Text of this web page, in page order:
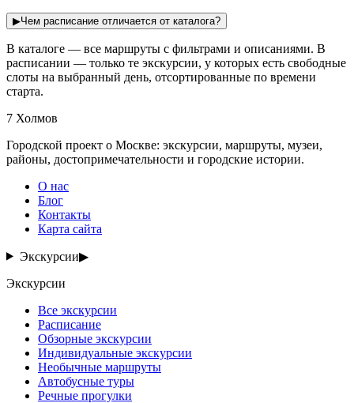
▶Чем расписание отличается от каталога?
В каталоге — все маршруты с фильтрами и описаниями. В
расписании — только те экскурсии, у которых есть свободные
слоты на выбранный день, отсортированные по времени
старта.
7 Холмов
Городской проект о Москве: экскурсии, маршруты, музеи,
районы, достопримечательности и городские истории.
О нас
Блог
Контакты
Карта сайта
Экскурсии▶
Экскурсии
Все экскурсии
Расписание
Обзорные экскурсии
Индивидуальные экскурсии
Необычные маршруты
Автобусные туры
Речные прогулки